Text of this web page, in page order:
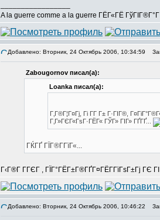
A la guerre comme a la guerre ГЁГ«ГЁ
Добавлено: Вторник, 24 Октябрь 2006, 10:34:59
Zabougornov писал(а):
Loanka писал(а):
Г‚Г®Г¦Г¤Гј, Гі Г­Г Г± Г·ГІГ®,
Г‚Г»ГЄГ«ГѕГ·ГЁГ« ГЎГ» ГІГ» ГҐГҐ...
ГЌГҐ ГЇГ®Г­ГїГ«...
Г‹Г®Г Г­ГЄГ , ГЇГ°ГЁГ±Г®ГҐГ¤ГЁГ­ГїГѕГ±Гј ГЄ
Добавлено: Вторник, 24 Октябрь 2006, 10:46:22